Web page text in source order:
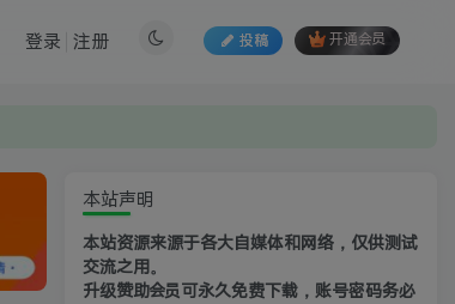
投稿 开通会员
登录 注册
本站声明
本站资源来源于各大自媒体和网络，仅供测试
交流之用。
升级赞助会员可永久免费下载，账号密码务必